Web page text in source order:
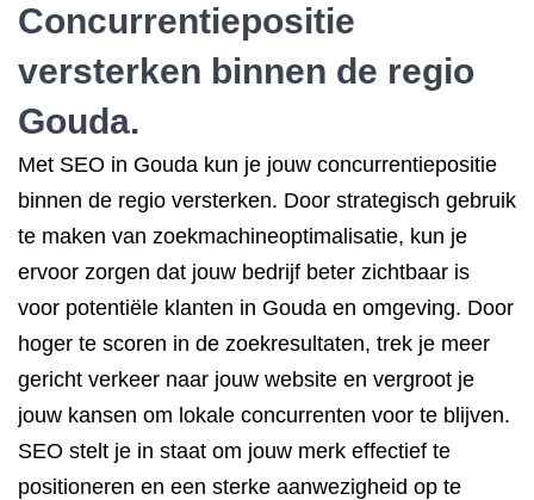
Concurrentiepositie
versterken binnen de regio
Gouda.
Met SEO in Gouda kun je jouw concurrentiepositie
binnen de regio versterken. Door strategisch gebruik
te maken van zoekmachineoptimalisatie, kun je
ervoor zorgen dat jouw bedrijf beter zichtbaar is
voor potentiële klanten in Gouda en omgeving. Door
hoger te scoren in de zoekresultaten, trek je meer
gericht verkeer naar jouw website en vergroot je
jouw kansen om lokale concurrenten voor te blijven.
SEO stelt je in staat om jouw merk effectief te
positioneren en een sterke aanwezigheid op te